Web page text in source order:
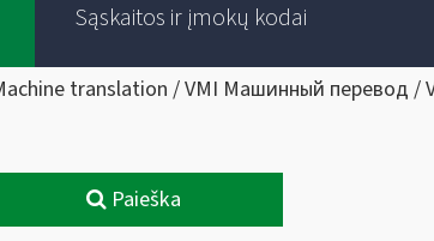
Sąskaitos ir įmokų kodai
translation / VMI Машинный перевод /
Paieška